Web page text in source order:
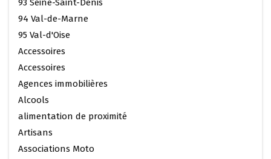
93 Seine-Saint-Denis
94 Val-de-Marne
95 Val-d'Oise
Accessoires
Accessoires
Agences immobilières
Alcools
alimentation de proximité
Artisans
Associations Moto